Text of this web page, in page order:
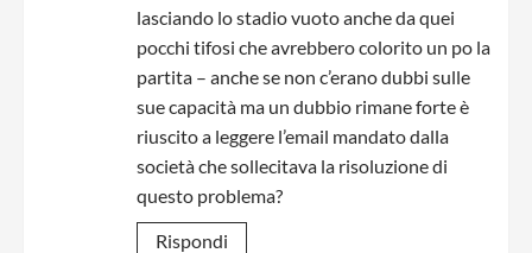
lasciando lo stadio vuoto anche da quei
pocchi tifosi che avrebbero colorito un po la
partita – anche se non c’erano dubbi sulle
sue capacità ma un dubbio rimane forte è
riuscito a leggere l’email mandato dalla
società che sollecitava la risoluzione di
questo problema?
Rispondi